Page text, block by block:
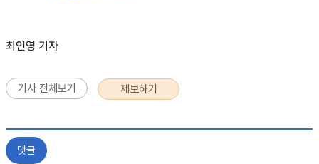
최인영 기자
기사 전체보기 제보하기
댓글